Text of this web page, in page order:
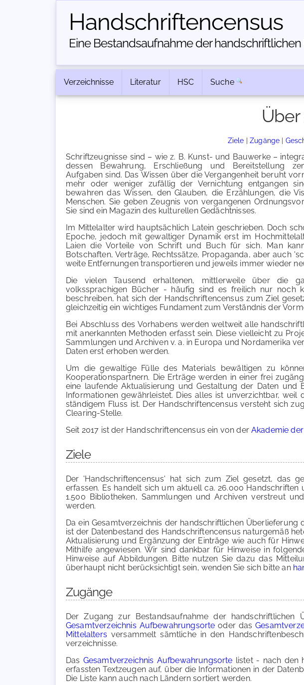
Handschriften­census
Eine Bestandsaufnahme der
Verzeichnisse Literatur HSC Suche
Über
Ziele |Zugänge |
Schriftzeugnisse sind – wie z. B. Kunst- und Bauwerke –
dessen Bewahrung, Erschließung und Bereitstellung
Aufgaben sind. Das Wissen über die Vergangenheit beruht
mehr oder weniger zufällig der Vernichtung entgangen
bewahren das Wissen, den Glauben, die Erzählungen, die
Menschen. Sie geben Zeugnis von vergangenen
Sie sind ein Magazin des kulturellen Gedächtnisses.
Im Mittelalter wird hauptsächlich Latein geschrieben. Doch
Epoche, jedoch mit gewaltiger Dynamik erst im
Laien die Vorteile von Schrift und Buch für sich. Man
Botschaften, Verträge, Rechtssätze, Propaganda, aber auch
weite Entfernungen transportieren und jeweils immer wieder
Die vielen Tausend erhaltenen, mittlerweile über die
volkssprachigen Bücher - häufig sind es freilich nur noch
beschreiben, hat sich der Handschriftencensus zum Ziel
gleichzeitig ein wichtiges Fundament zum Verständnis der
Bei Abschluss des Vorhabens werden weltweit alle
mit anerkannten Methoden erfasst sein. Diese vielleicht zu
Sammlungen und Archiven v. a. in Europa und Nordamerika
Daten erst erhoben werden.
Um die gewaltige Fülle des Materials bewältigen zu
Kooperationspartnern. Die Erträge werden in einer frei
eine laufende Aktualisierung und Gestaltung der Daten und
Informationen gewährleistet. Dies alles ist unverzichtbar,
ständigem Fluss ist. Der Handschriftencensus versteht sich
Clearing-Stelle.
Seit 2017 ist der Handschriftencensus ein von der Akademie
Ziele
Der 'Handschriftencensus' hat sich zum Ziel gesetzt, das
erfassen. Es handelt sich um aktuell ca. 26.000
1.500 Bibliotheken, Sammlungen und Archiven verstreut
werden.
Da ein Gesamtverzeichnis der handschriftlichen
ist der Datenbestand des Handschriftencensus naturgemäß
Aktualisierung und Ergänzung der Einträge wie auch für
Mithilfe angewiesen. Wir sind dankbar für Hinweise in
Hinweise auf Abbildungen. Bitte nutzen Sie dazu das
überhaupt nicht berücksichtigt sein, wenden Sie sich bitte an
Zugänge
Der Zugang zur Bestandsaufnahme der
Gesamtverzeichnis Aufbewahrungsorte oder das
Mittelalters versammelt sämtliche in den
verzeichnisse.
Das Gesamtverzeichnis Aufbewahrungsorte listet - nach den
erfassten Textzeugen auf, über die Informationen in der
Die Liste kann auch nach Ländern sortiert werden.